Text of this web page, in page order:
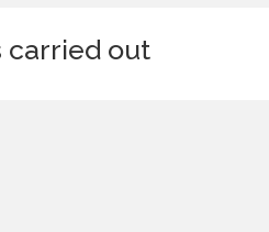
carried out